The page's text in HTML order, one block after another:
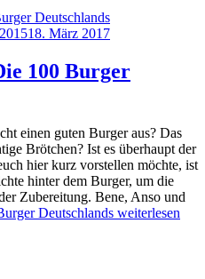
18. März 2017
100 Burger
einen guten Burger aus? Das
Brötchen? Ist es überhaupt der
hier kurz vorstellen möchte, ist
hinter dem Burger, um die
Zubereitung. Bene, Anso und
Deutschlands weiterlesen